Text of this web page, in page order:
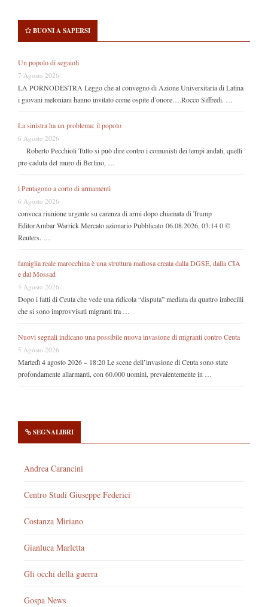
BUONI A SAPERSI
Un popolo di segaioli
7 Agosto 2026
LA PORNODESTRA Leggo che al convegno di Azione Universitaria di Latina
i giovani meloniani hanno invitato come ospite d’onore….Rocco Siffredi. …
La sinistra ha un problema: il popolo
6 Agosto 2026
Roberto Pecchioli Tutto si può dire contro i comunisti dei tempi andati, quelli
pre-caduta del muro di Berlino, …
l Pentagono a corto di armamenti
6 Agosto 2026
convoca riunione urgente su carenza di armi dopo chiamata di Trump
EditorAmbar Warrick Mercato azionario Pubblicato 06.08.2026, 03:14 0 ©
Reuters. …
famiglia reale marocchina è una struttura mafiosa creata dalla DGSE, dalla CIA
e dal Mossad
5 Agosto 2026
Dopo i fatti di Ceuta che vede una ridicola “disputa” mediata da quattro imbecilli
che si sono improvvisati migranti tra …
Nuovi segnali indicano una possibile nuova invasione di migranti contro Ceuta
5 Agosto 2026
Martedì 4 agosto 2026 – 18:20 Le scene dell’invasione di Ceuta sono state
profondamente allarmanti, con 60.000 uomini, prevalentemente in …
SEGNALIBRI
Andrea Carancini
Centro Studi Giuseppe Federici
Costanza Miriano
Gianluca Marletta
Gli occhi della guerra
Gospa News